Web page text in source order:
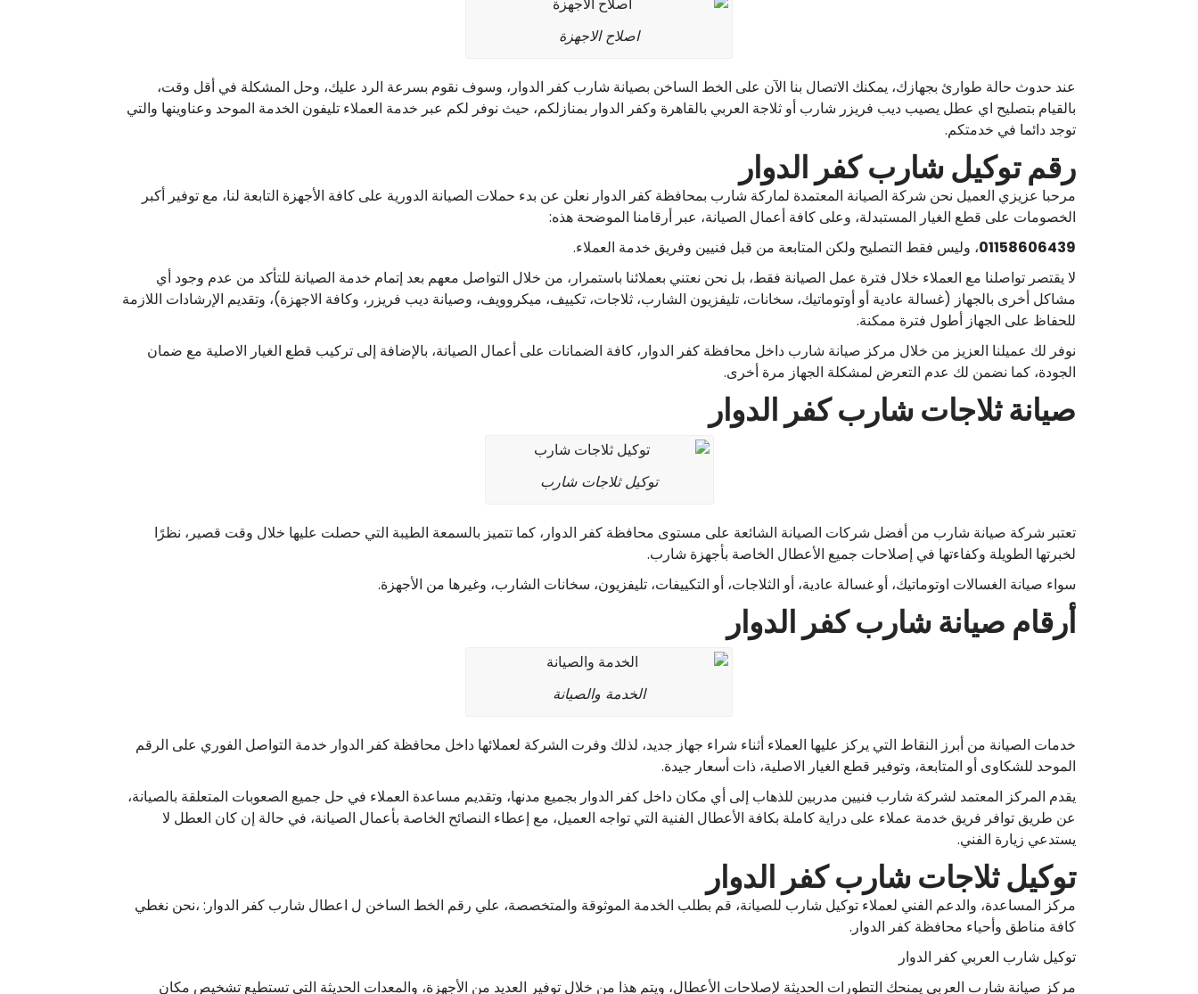
اصلاح الاجهزة
عند حدوث حالة طوارئ بجهازك، يمكنك الاتصال بنا الآن على الخط الساخن بصيانة شارب كفر الدوار، وسوف نقوم بسرعة الرد عليك، وحل المشكلة في أقل وقت،
بالقيام بتصليح اي عطل يصيب ديب فريزر شارب أو ثلاجة العربي بالقاهرة وكفر الدوار بمنازلكم، حيث نوفر لكم عبر خدمة العملاء تليفون الخدمة الموحد وعناوينها والتي
توجد دائما في خدمتكم.
رقم توكيل شارب كفر الدوار
مرحبا عزيزي العميل نحن شركة الصيانة المعتمدة لماركة شارب بمحافظة كفر الدوار نعلن عن بدء حملات الصيانة الدورية على كافة الأجهزة التابعة لنا، مع توفير أكبر
الخصومات على قطع الغيار المستبدلة، وعلى كافة أعمال الصيانة، عبر أرقامنا الموضحة هذه:
01158606439، وليس فقط التصليح ولكن المتابعة من قبل فنيين وفريق خدمة العملاء.
لا يقتصر تواصلنا مع العملاء خلال فترة عمل الصيانة فقط، بل نحن نعتني بعملائنا باستمرار، من خلال التواصل معهم بعد إتمام خدمة الصيانة للتأكد من عدم وجود أي
مشاكل أخرى بالجهاز (غسالة عادية أو أوتوماتيك، سخانات، تليفزيون الشارب، ثلاجات، تكييف، ميكروويف، وصيانة ديب فريزر، وكافة الاجهزة)، وتقديم الإرشادات اللازمة
للحفاظ على الجهاز أطول فترة ممكنة.
نوفر لك عميلنا العزيز من خلال مركز صيانة شارب داخل محافظة كفر الدوار، كافة الضمانات على أعمال الصيانة، بالإضافة إلى تركيب قطع الغيار الاصلية مع ضمان
الجودة، كما نضمن لك عدم التعرض لمشكلة الجهاز مرة أخرى.
صيانة ثلاجات شارب كفر الدوار
توكيل ثلاجات شارب
تعتبر شركة صيانة شارب من أفضل شركات الصيانة الشائعة على مستوى محافظة كفر الدوار، كما تتميز بالسمعة الطيبة التي حصلت عليها خلال وقت قصير، نظرًا
لخبرتها الطويلة وكفاءتها في إصلاحات جميع الأعطال الخاصة بأجهزة شارب.
سواء صيانة الغسالات اوتوماتيك، أو غسالة عادية، أو الثلاجات، أو التكييفات، تليفزيون، سخانات الشارب، وغيرها من الأجهزة.
أرقام صيانة شارب كفر الدوار
الخدمة والصيانة
خدمات الصيانة من أبرز النقاط التي يركز عليها العملاء أثناء شراء جهاز جديد، لذلك وفرت الشركة لعملائها داخل محافظة كفر الدوار خدمة التواصل الفوري على الرقم
الموحد للشكاوى أو المتابعة، وتوفير قطع الغيار الاصلية، ذات أسعار جيدة.
يقدم المركز المعتمد لشركة شارب فنيين مدربين للذهاب إلى أي مكان داخل كفر الدوار بجميع مدنها، وتقديم مساعدة العملاء في حل جميع الصعوبات المتعلقة بالصيانة،
عن طريق توافر فريق خدمة عملاء على دراية كاملة بكافة الأعطال الفنية التي تواجه العميل، مع إعطاء النصائح الخاصة بأعمال الصيانة، في حالة إن كان العطل لا
يستدعي زيارة الفني.
توكيل ثلاجات شارب كفر الدوار
مركز المساعدة، والدعم الفني لعملاء توكيل شارب للصيانة، قم بطلب الخدمة الموثوقة والمتخصصة، علي رقم الخط الساخن ل اعطال شارب كفر الدوار: ،نحن نغطي
كافة مناطق وأحياء محافظة كفر الدوار.
توكيل شارب العربي كفر الدوار
مركز صيانة شارب العربي يمنحك التطورات الحديثة لإصلاحات الأعطال، ويتم هذا من خلال توفير العديد من الأجهزة، والمعدات الحديثة التي تستطيع تشخيص مكان